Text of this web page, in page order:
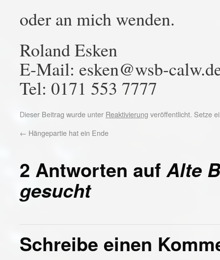
oder an mich wenden.
Roland Esken
E-Mail: esken@wsb-
Tel: 0171 553 7777
Dieser Beitrag wurde unter Reaktivierung veröffentlicht. Setze
← Hängepartie hat ein Ende
2 Antworten aufAlte
gesucht
Schreibe einen